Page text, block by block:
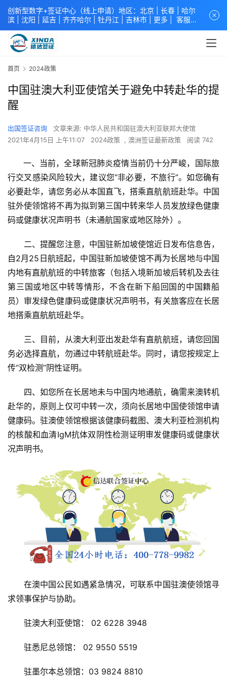
首页 2024政策
中国驻澳大利亚使馆关于避免中转赴华的提
醒
出国签证咨询
文章来源: 中华人民共和国驻澳大利亚联邦大使馆
2021年4月15日 上午11:07
2024政策 , 澳洲签证最新政策 阅读 742
行交叉感染风险较大，建议您“非必要，不旅行”。如您确有
必要赴华，请您务必从本国直飞，搭乘直航航班赴华。中国
驻外使领馆将不再为拟到第三国中转来华人员发放绿色健康
码或健康状况声明书（未通航国家或地区除外）。
二、提醒您注意，中国驻新加坡使馆近日发布信息告，
自2月25日航班起，中国驻新加坡使馆不再为长居地与中国
内地有直航航班的中转旅客（包括入境新加坡后转机及去往
第三国或地区中转等情形，不含在新下船回国的中国籍船
员）审发绿色健康码或健康状况声明书，有关旅客应在长居
地搭乘直航航班赴华。
三、目前，从澳大利亚出发赴华有直航航班，请您回国
务必选择直航，勿通过中转航班赴华。同时，请您按规定上
传“双检测”阴性证明。
四、如您所在长居地未与中国内地通航，确需来澳转机
赴华的，原则上仅可中转一次，须向长居地中国使领馆申请
健康码。驻澳使领馆根据该健康码截图、澳大利亚检测机构
的核酸和血清IgM抗体双阴性检测证明审发健康码或健康状
况声明书。
在澳中国公民如遇紧急情况，可联系中国驻澳使领馆寻
求领事保护与协助。
驻澳大利亚使馆： 02 6228 3948
驻悉尼总领馆： 02 9550 5519
驻墨尔本总领馆：03 9824 8810
创新型数字+签证中心（线上申请）地区：北京 | 长春
哈尔
滨
沈阳 延吉 | 齐齐哈尔 | 牡丹江 吉林市 | 更多 | 客服中
心
中青旅信达联合签证中心
学签证 商务签证 探亲签证 旅游签证 涉外公证 外交部认证 单
xindavisa01 免责声明：本站非政府网站，不隶属于大使馆！
提供服务机构：
公司.专业：留学签证 商务签证 探亲签证 旅游签证 涉外公证 外
交部认证 单（双认证），海牙认证。